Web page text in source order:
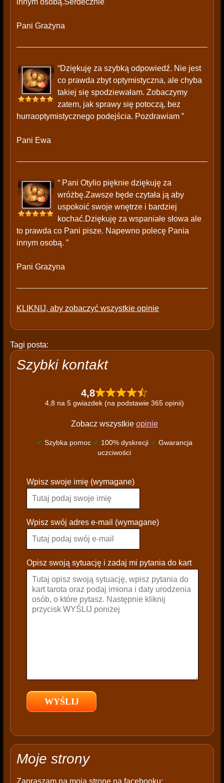
innym osobą.Serdecznie "
Pani Grażyna
“Dziękuję za szybką odpowiedź. Nie jest
co prawda zbyt optymistyczna, ale chyba
takiej się spodziewałam. Zobaczymy
zatem, jak sprawy się potoczą, bez
hurraoptymistycznego podejścia. Pozdrawiam ”
Pani Ewa
“ Pani Otylio pięknie dziękuję za
wróżbę.Zawsze będe czytała ją aby
uspokoić swoje wnętrze i bardziej
kochać.Dziękuję za wspaniałe słowa ale
to prawda co Pani pisze. Napewno polecę Pania
innym osobą. ”
Pani Grażyna
KLIKNIJ, aby zobaczyć wszystkie opinie
Tagi posta:
Szybki kontakt
4,8
4,8 na 5 gwiazdek (na podstawie 365 opinii)
Zobacz wszystkie opinie
✔ Szybka pomoc ✔ 100% dyskrecji ✔ Gwarancja
uczciwości
l
a
s
e
a
e
e
p
y
Wpisz swoje imię (wymagane)
Wpisz swój adres e-mail (wymagane)
Opisz swoją sytuację i zadaj mi pytania do kart
Moje strony
Zapraszam na moją stronę na facebooku: